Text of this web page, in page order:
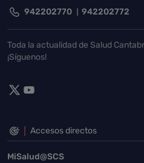
942202770 942202772
Toda la actualidad de Salud
¡Síguenos!
Accesos directos
MiSalud@SCS